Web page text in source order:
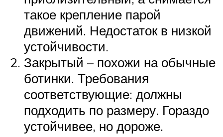
такое крепление парой
движений. Недостаток в низкой
устойчивости.
Закрытый – похожи на обычные
ботинки. Требования
соответствующие: должны
подходить по размеру. Гораздо
устойчивее, но дороже.